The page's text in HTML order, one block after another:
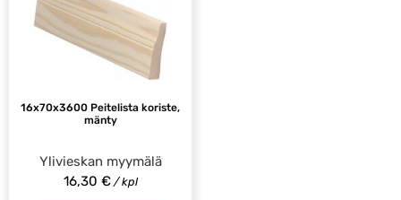
16x70x3600 Peitelista koriste,
mänty
Ylivieskan myymälä
16,30 €/ kpl